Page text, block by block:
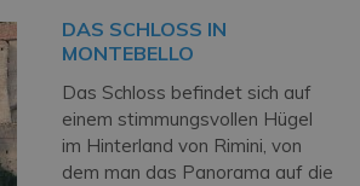
DAS SCHLOSS IN
MONTEBELLO
Das Schloss befindet sich auf
einem stimmungsvollen Hügel
im Hinterland von Rimini, von
dem man das Panorama auf die